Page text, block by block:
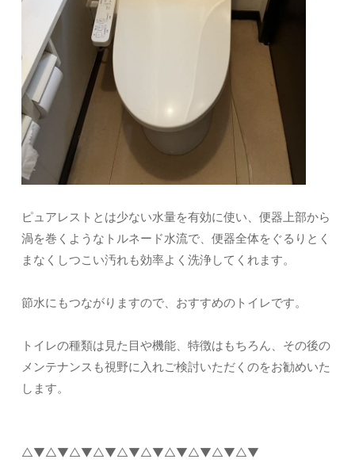
ピュアレストとは少ない水量を有効に使い、便器上部から
渦を巻くようなトルネード水流で、便器全体をぐるりとく
まなくしつこい汚れも効率よく洗浄してくれます。
節水にもつながりますので、おすすめのトイレです。
トイレの種類は見た目や機能、特徴はもちろん、その後の
メンテナンスも視野に入れご検討いただくのをお勧めいた
します。
△▼△▼△▼△▼△▼△▼△▼△▼△▼△▼